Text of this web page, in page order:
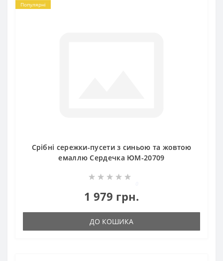
Популярні
Срібні сережки-пусети з синьою та жовтою
емаллю Сердечка ЮМ-20709
1 979 грн.
ДО КОШИКА